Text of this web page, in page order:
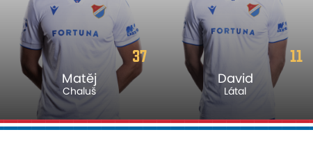
37
Matěj
Chaluš
11
David
Látal